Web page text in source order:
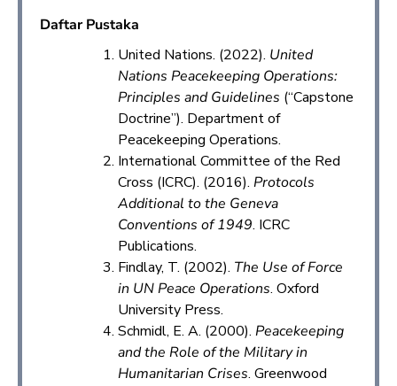
Daftar Pustaka
United Nations. (2022). United
Nations Peacekeeping Operations:
Principles and Guidelines (“Capstone
Doctrine”). Department of
Peacekeeping Operations.
International Committee of the Red
Cross (ICRC). (2016). Protocols
Additional to the Geneva
Conventions of 1949. ICRC
Publications.
Findlay, T. (2002). The Use of Force
in UN Peace Operations. Oxford
University Press.
Schmidl, E. A. (2000). Peacekeeping
and the Role of the Military in
Humanitarian Crises. Greenwood